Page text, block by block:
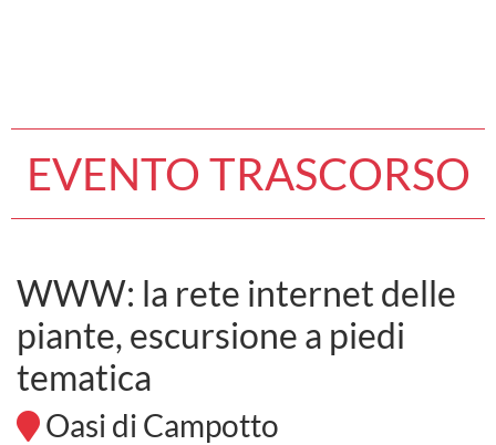
EVENTO TRASCORSO
WWW: la rete internet delle
piante, escursione a piedi
tematica
Oasi di Campotto